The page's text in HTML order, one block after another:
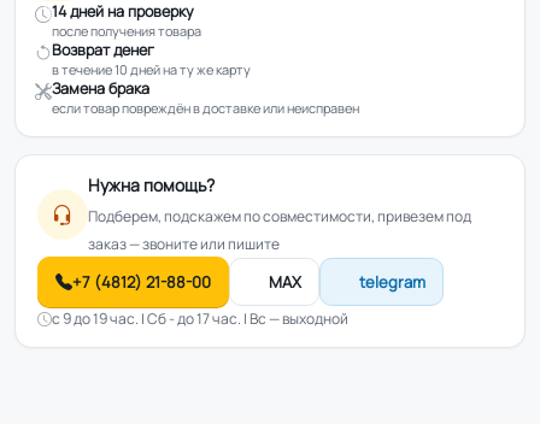
14 дней на проверку
после получения товара
Возврат денег
в течение 10 дней на ту же карту
Замена брака
если товар повреждён в доставке или неисправен
Нужна помощь?
Подберем, подскажем по совместимости, привезем под
заказ — звоните или пишите
+7 (4812) 21-88-00 MAX telegram
с 9 до 19 час. | Сб - до 17 час. | Вс — выходной